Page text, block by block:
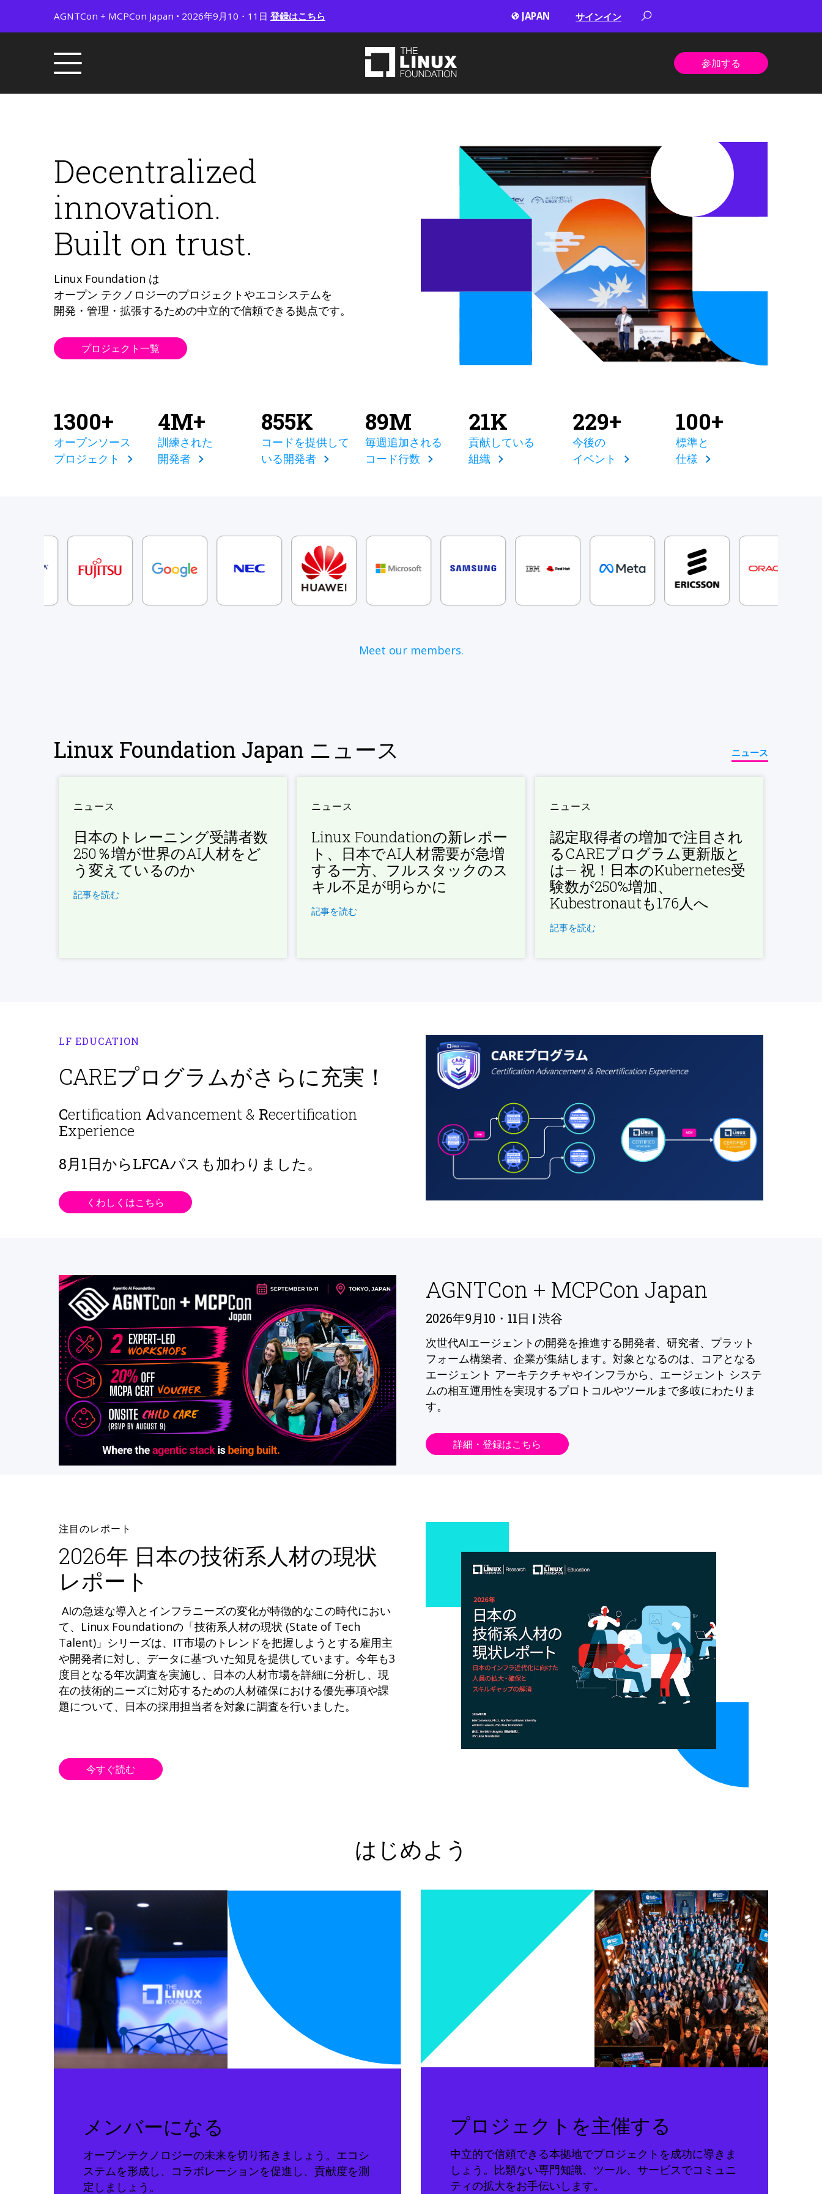
AGNTCon + MCPCon Japan • 2026年9月10・11日 登録はこちら サインイン
参加する
Decentralized
innovation.
Built on trust.
Linux Foundation は
オープン テクノロジーのプロジェクトやエコシステムを
開発・管理・拡張するための中立的で信頼できる拠点です。
プロジェクト一覧
1300+
オープンソース
プロジェクト
4M+
訓練された
開発者
855K
コードを提供して
いる開発者
89M
毎週追加される
コード行数
21K
貢献している
組織
229+
今後の
イベント
100+
標準と
仕様
Meet our members.
Linux Foundation Japan ニュース ニュース
ニュース
日本のトレーニング受講者数
250％増が世界のAI人材をど
う変えているのか
記事を読む
ニュース
Linux Foundationの新レポー
ト、日本でAI人材需要が急増
する一方、フルスタックのス
キル不足が明らかに
記事を読む
ニュース
認定取得者の増加で注目され
るCAREプログラム更新版と
は— 祝！日本のKubernetes受
験数が250%増加、
Kubestronautも176人へ
記事を読む
LF EDUCATION
CAREプログラムがさらに充実！
Certification Advancement & Recertification
Experience
8月1日からLFCAパスも加わりました。
くわしくはこちら
AGNTCon + MCPCon Japan
2026年9月10・11日 | 渋谷
次世代AIエージェントの開発を推進する開発者、研究者、プラット
フォーム構築者、企業が集結します。対象となるのは、コアとなる
エージェント アーキテクチャやインフラから、エージェント システ
ムの相互運用性を実現するプロトコルやツールまで多岐にわたりま
す。
詳細・登録はこちら
注目のレポート
2026年 日本の技術系人材の現状
レポート
AIの急速な導入とインフラニーズの変化が特徴的なこの時代におい
て、Linux Foundationの「技術系人材の現状 (State of Tech
Talent)」シリーズは、IT市場のトレンドを把握しようとする雇用主
や開発者に対し、データに基づいた知見を提供しています。今年も3
度目となる年次調査を実施し、日本の人材市場を詳細に分析し、現
在の技術的ニーズに対応するための人材確保における優先事項や課
題について、日本の採用担当者を対象に調査を行いました。
今すぐ読む
はじめよう
メンバーになる
オープンテクノロジーの未来を切り拓きましょう。エコシ
ステムを形成し、コラボレーションを促進し、貢献度を測
定しましょう。
プロジェクトを主催する
中立的で信頼できる本拠地でプロジェクトを成功に導きま
しょう。比類ない専門知識、ツール、サービスでコミュニ
ティの拡大をお手伝いします。